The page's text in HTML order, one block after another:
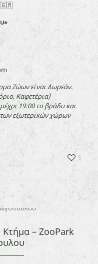
🇬🇷
Ζώων είναι Δωρεάν.
Καφετέρια)
19:00 το βράδυ και
των εξωτερικών χώρων
1
Κτήμα – ZooPark